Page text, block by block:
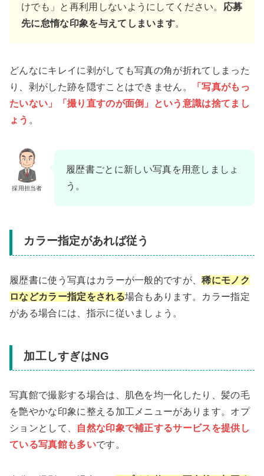
けでも」と再利用しないようにしてください。 応募
先に怠惰な印象を与えてしまいます。
どんなにキレイに剥がしても写真の角が折れてしまった
り、剥がした跡を隠すことはできません。
「写真がもっ
たいない」「撮り直すのが面倒」という意識は捨てまし
ょう 。
採用担当者
履歴書ごとに新しい写真を用意しましょ
う。
カラー指定があれば従う
履歴書に使う写真はカラーが一般的ですが、稀にモノク
ロなどカラー指定をされる場合もあります。カラー指定
がある場合には、指示に従いましょう。
加工しすぎはNG
写真館で撮影する場合は、肌色を均一化したり、髪の毛
を艶やかな印象に整える加工メニューがあります。オプ
ションとして、
自然な印象で補正するサービスを提供し
ている写真館も多いです。